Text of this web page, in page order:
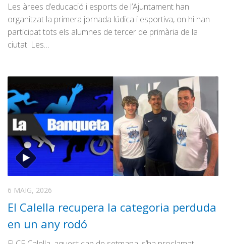
Les àrees d’educació i esports de l’Ajuntament han
organitzat la primera jornada lúdica i esportiva, on hi han
participat tots els alumnes de tercer de primària de la
ciutat. Les…
6 MAIG, 2026
El Calella recupera la categoria perduda
en un any rodó